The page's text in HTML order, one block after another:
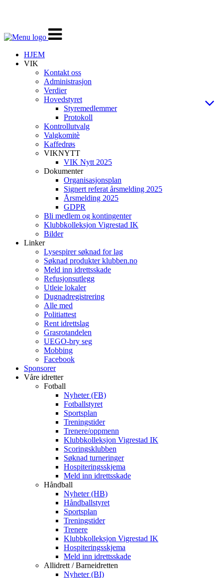
Veksle
navigasjon
HJEM
VIK
Kontakt oss
Administrasjon
Verdier
Hovedstyret
Styremedlemmer
Protokoll
Kontrollutvalg
Valgkomitè
Kaffedrøs
VIKNYTT
VIK Nytt 2025
Dokumenter
Organisasjonsplan
Signert referat årsmelding 2025
Årsmelding 2025
GDPR
Bli medlem og kontingenter
Klubbkolleksjon Vigrestad IK
Bilder
Linker
Lysespirer søknad for lag
Søknad produkter klubben.no
Meld inn idrettsskade
Refusjonsutlegg
Utleie lokaler
Dugnadregistrering
Alle med
Politiattest
Rent idrettslag
Grasrotandelen
UEGO-bry seg
Mobbing
Facebook
Sponsorer
Våre idretter
Fotball
Nyheter (FB)
Fotballstyret
Sportsplan
Treningstider
Trenere/oppmenn
Klubbkolleksjon Vigrestad IK
Scoringsklubben
Søknad turneringer
Hospiteringsskjema
Meld inn idrettsskade
Håndball
Nyheter (HB)
Håndballstyret
Sportsplan
Treningstider
Trenere
Klubbkolleksjon Vigrestad IK
Hospiteringsskjema
Meld inn idrettsskade
Allidrett / Barneidretten
Nyheter (BI)